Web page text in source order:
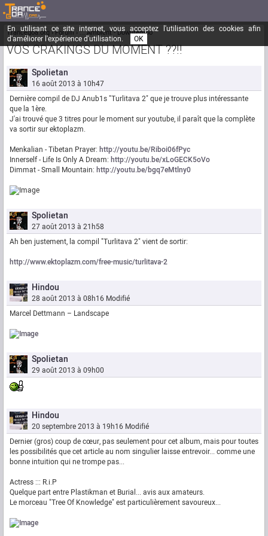
En utilisant ce site internet, vous acceptez l'utilisation des cookies afin
d'améliorer l'expérience d'utilisation.
OK
Trancegoa.org Forum ::. Ambient - Downtempo
VOS CRAKINGS DU MOMENT ??!!
Spolietan
16 août 2013 à 10h47
Dernière compil de DJ Anub1s "Turlitava 2" que je trouve plus intéressante
que la 1ère.
J'ai trouvé que 3 titres pour le moment sur youtube, il paraît que la complète
va sortir sur ektoplazm.
Menkalian - Tibetan Prayer: http://youtu.be/Riboi06fPyc
Innerself - Life Is Only A Dream: http://youtu.be/xLoGECK5oVo
Dimmat - Small Mountain: http://youtu.be/bgq7eMtlny0
Spolietan
27 août 2013 à 21h58
Ah ben justement, la compil "Turlitava 2" vient de sortir:
http://www.ektoplazm.com/free-music/turlitava-2
Hindou
28 août 2013 à 08h16 Modifié
Marcel Dettmann ‎– Landscape
Spolietan
29 août 2013 à 09h00
Hindou
20 septembre 2013 à 19h16 Modifié
Dernier (gros) coup de cœur, pas seulement pour cet album, mais pour toutes
les possibilités que cet article au nom singulier laisse entrevoir... comme une
bonne intuition qui ne trompe pas...
Actress ::: R.i.P
Quelque part entre Plastikman et Burial... avis aux amateurs.
Le morceau "Tree Of Knowledge" est particulièrement savoureux...